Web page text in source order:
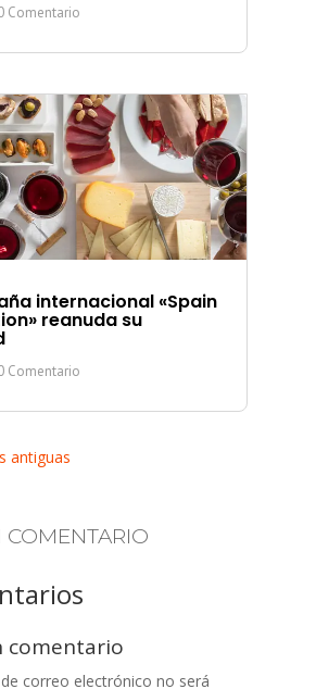
Comentario
internacional «Spain
reanuda su
Comentario
antiguas
COMENTARIO
comentario
correo electrónico no será